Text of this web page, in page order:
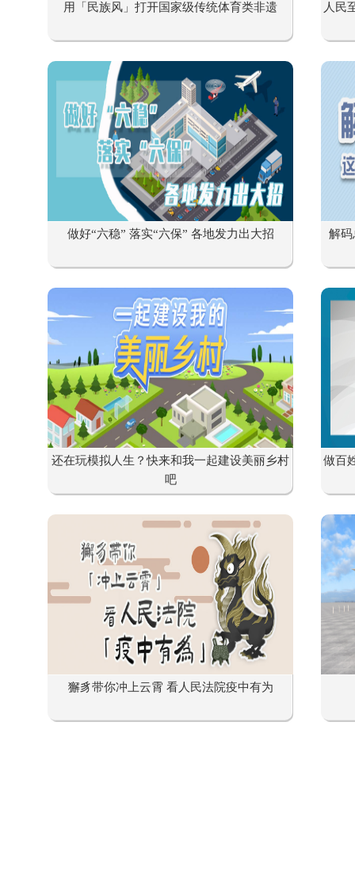
用「民族风」打开国家级传统体育类非遗 人民
做好“六稳” 落实“六保” 各地发力出大招 解码
还在玩模拟人生？快来和我一起建设美丽乡村
吧
做百
獬豸带你冲上云霄 看人民法院疫中有为